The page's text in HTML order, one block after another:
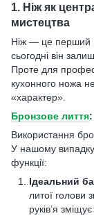
1. Ніж як
мистецтва
Ніж — це перший
сьогодні він
Проте для
кухонного ножа
«характер».
Бронзове лиття
Використання
У нашому випадку
функції:
Ідеальний
литої голови
руків’я